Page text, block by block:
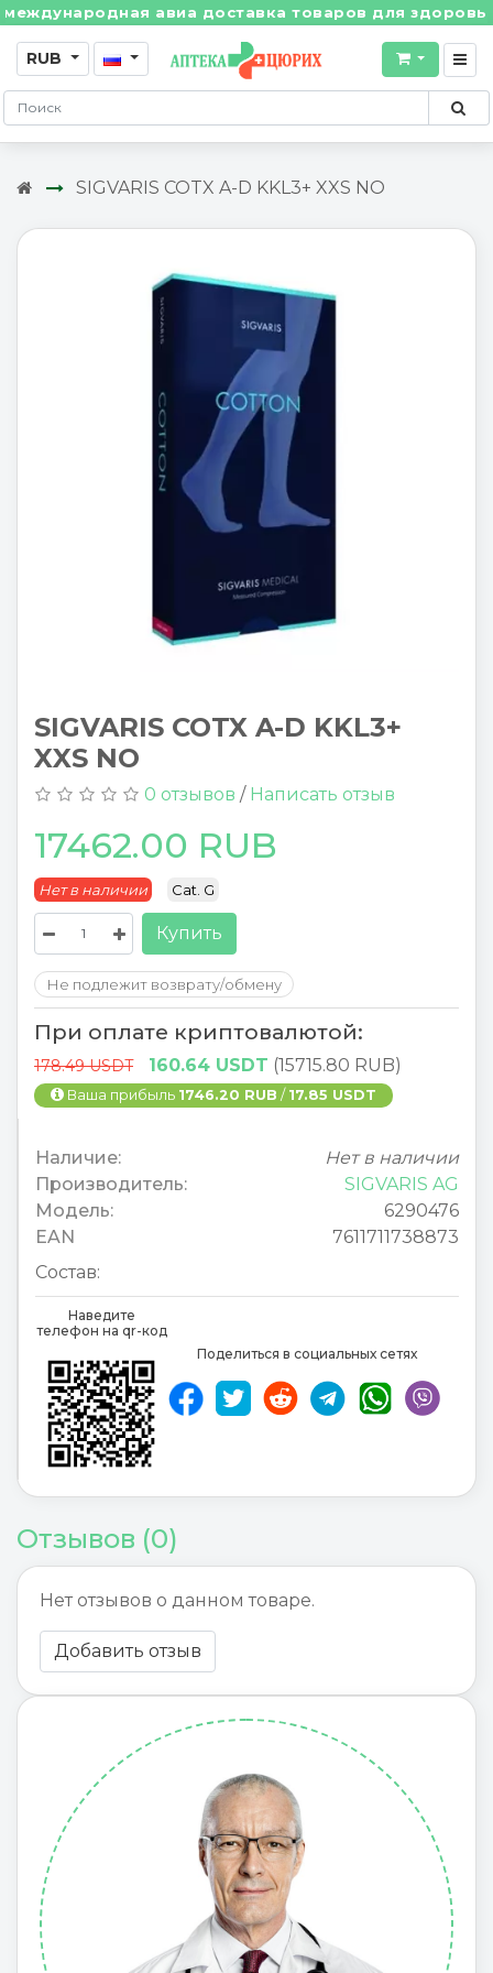
авиа доставка товаров для здоровья
RUB
SIGVARIS COTX A-D KKL3+ XXS NO
SIGVARIS COTX A-D KKL3+
XXS NO
0 отзывов / Написать отзыв
17462.00 RUB
Нет в наличии Cat. G
Купить
Не подлежит возврату/обмену
При оплате криптовалютой:
178.49 USDT 160.64 USDT (15715.80 RUB)
Ваша прибыль 1746.20 RUB / 17.85 USDT
Наличие:
Нет в наличии
Производитель:
SIGVARIS AG
Модель:
6290476
EAN
7611711738873
Состав:
Наведите
телефон на qr-код
Поделиться в социальных сетях
Отзывов (0)
Нет отзывов о данном товаре.
Добавить отзыв